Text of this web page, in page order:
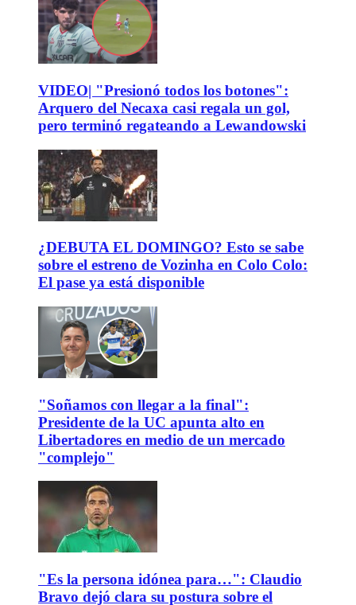
VIDEO| "Presionó todos los botones":
Arquero del Necaxa casi regala un gol,
pero terminó regateando a Lewandowski
¿DEBUTA EL DOMINGO? Esto se sabe
sobre el estreno de Vozinha en Colo Colo:
El pase ya está disponible
"Soñamos con llegar a la final":
Presidente de la UC apunta alto en
Libertadores en medio de un mercado
"complejo"
"Es la persona idónea para…": Claudio
Bravo dejó clara su postura sobre el